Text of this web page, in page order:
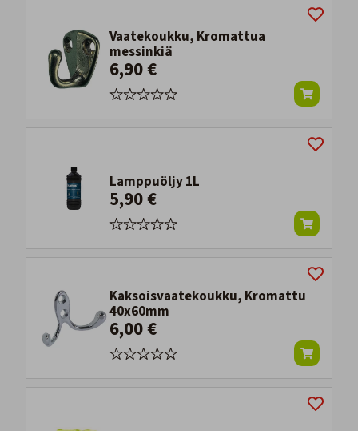
Vaatekoukku, Kromattua
messinkiä
6,90 €
Lamppuöljy 1L
5,90 €
Kaksoisvaatekoukku, Kromattu
40x60mm
6,00 €